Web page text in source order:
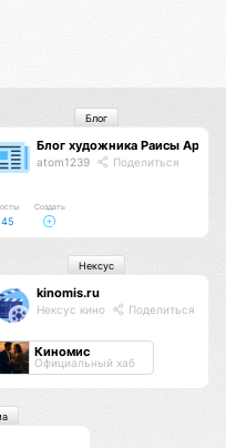
год! Блог художника Раисы
atom1239 Поделиться
45
Создать
Блог
kinomis.ru
Нексус кино Поделиться
Киномис
Официальный хаб
Нексус